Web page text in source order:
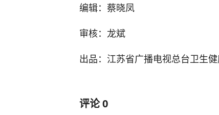
编辑：蔡晓凤
审核：龙斌
出品：江苏省广播电视总台卫生
评论0